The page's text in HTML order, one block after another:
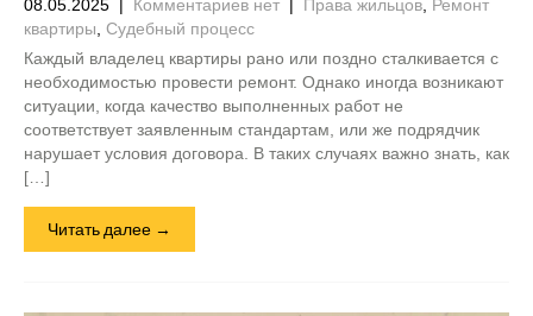
08.05.2025 | Комментариев нет | Права жильцов Ремонт
квартиры Судебный процесс
Каждый владелец квартиры рано или поздно сталкивается с
необходимостью провести ремонт. Однако иногда возникают
ситуации, когда качество выполненных работ не
соответствует заявленным стандартам, или же подрядчик
нарушает условия договора. В таких случаях важно знать, как
[…]
Читать далее →